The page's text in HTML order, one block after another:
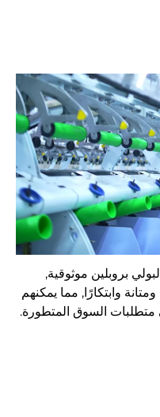
بروبلين موثوقية,
وابتكارًا, مما يمكنهم
متطلبات السوق المتطورة.